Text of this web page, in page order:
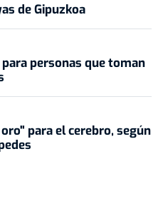
de Gipuzkoa
personas que toman
para el cerebro, según